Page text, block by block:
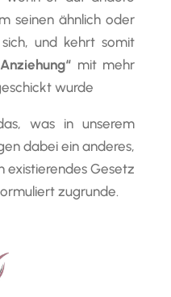
seinen ähnlich oder
und kehrt somit
mit mehr
wurde
was in unserem
dabei ein anderes,
existierendes Gesetz
zugrunde.